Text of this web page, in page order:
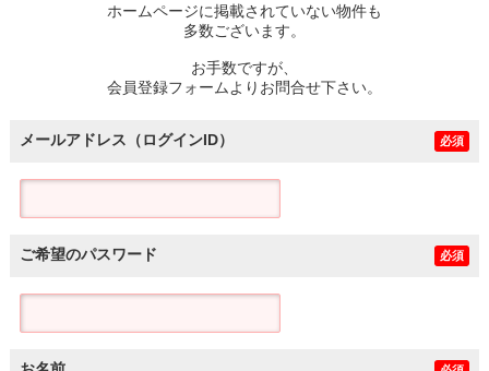
住宅ローン控除シミュレータホームページに掲載されていない物件も
多数ございます。
お手数ですが、
会員登録フォームよりお問合せ下さい。
メールアドレス（ログインID） 必須
ご希望のパスワード 必須